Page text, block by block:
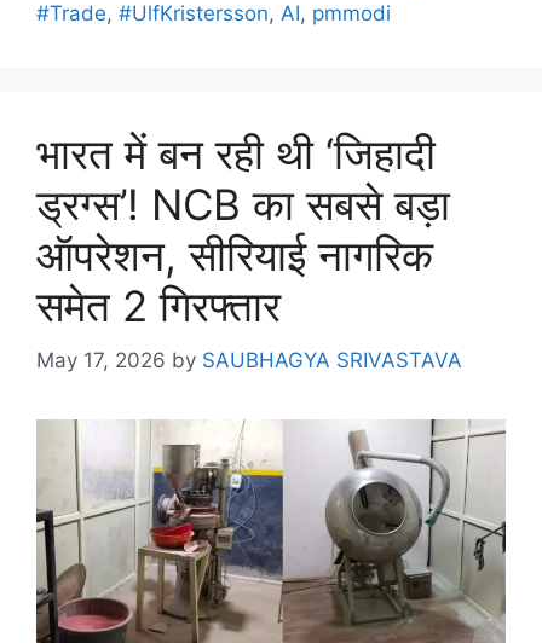
#Trade, #UlfKristersson, AI, pmmodi
भारत में बन रही थी ‘जिहादी
ड्रग्स’! NCB का सबसे बड़ा
ऑपरेशन, सीरियाई नागरिक
समेत 2 गिरफ्तार
May 17, 2026 by SAUBHAGYA SRIVASTAVA